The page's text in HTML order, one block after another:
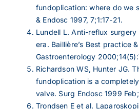
fundoplication: where do we
& Endosc 1997, 7;1:17-21.
Lundell L. Anti-reflux
era. Baillière’s Best practice
Gastroenterology
Richardson WS, Hunter JG.
fundoplication is a
valve. Surg Endosc 1999
Trondsen E et al.